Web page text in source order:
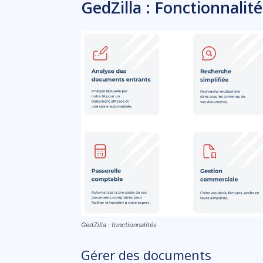
GedZilla :
GedZilla : fonctionnalités
Gérer des documents